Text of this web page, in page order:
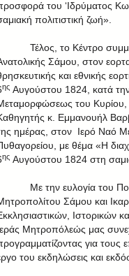
του ‘Ιδρύματος
πολιτιστική ζωή».
το Κέντρο
Σάμου, στον
και εθνικής
ης Αυγούστου 1824, κατά
του Κυρίου,
κ. Εμμανουήλ
ημέρας, στον Ιερό Ναό
με θέμα «Η
ης Αυγούστου 1824 στη
την ευλογία του
Σάμου και
Ιστορικών
Μητροπόλεώς μας
για τους
του εκδηλώσεις και